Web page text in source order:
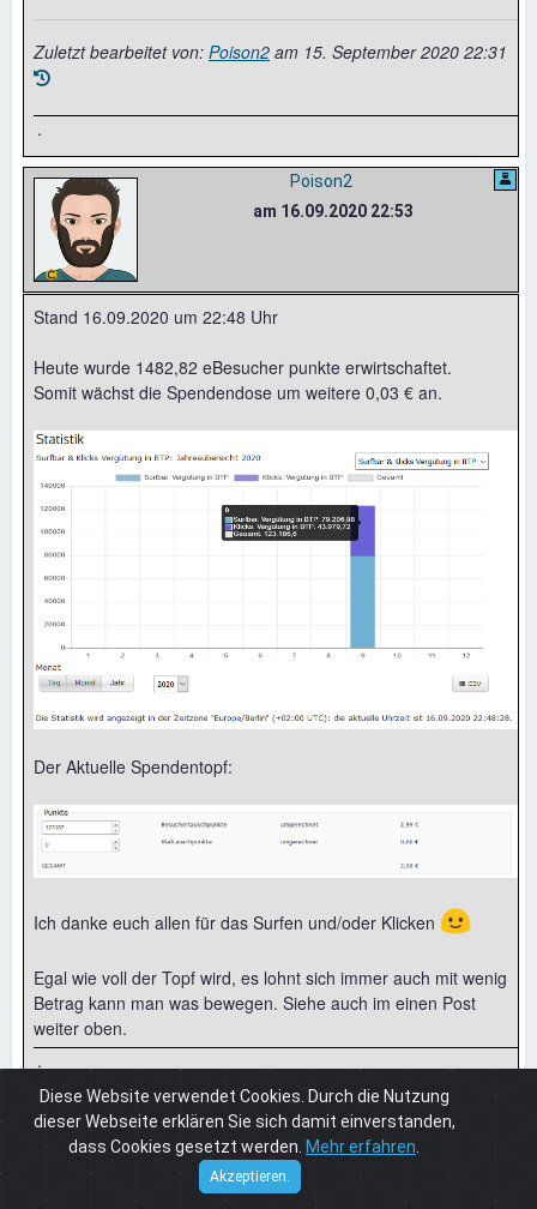
Zuletzt bearbeitet von: Poison2 am 15. September 2020 22:31
.
Poison2
am 16.09.2020 22:53
Stand 16.09.2020 um 22:48 Uhr
Heute wurde 1482,82 eBesucher punkte erwirtschaftet.
Somit wächst die Spendendose um weitere 0,03 € an.
Der Aktuelle Spendentopf:
Ich danke euch allen für das Surfen und/oder Klicken 🙂
Egal wie voll der Topf wird, es lohnt sich immer auch mit wenig
Betrag kann man was bewegen. Siehe auch im einen Post
weiter oben.
.
Poison2
am 19.09.2020 23:10
Diese Website verwendet Cookies. Durch die Nutzung
dieser Webseite erklären Sie sich damit einverstanden,
dass Cookies gesetzt werden. Mehr erfahren
Akzeptieren.